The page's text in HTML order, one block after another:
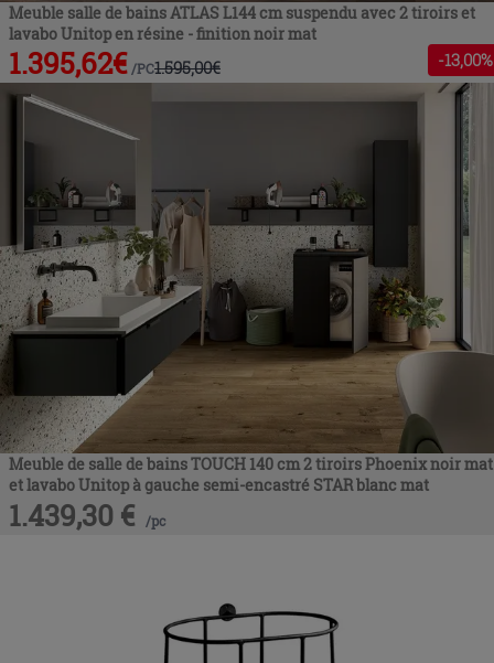
Meuble salle de bains ATLAS L144 cm suspendu avec 2 tiroirs et
lavabo Unitop en résine - finition noir mat
1.395,62€ /PC1.595,00€ -13,00%
Meuble de salle de bains TOUCH 140 cm 2 tiroirs Phoenix noir mat
et lavabo Unitop à gauche semi-encastré STAR blanc mat
1.439,30 € /pc